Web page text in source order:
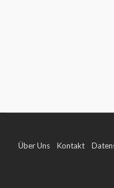
Über Uns Kontakt